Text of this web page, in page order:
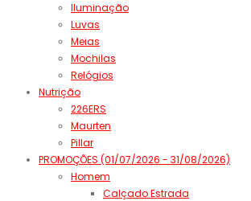
Iluminação
Luvas
Meias
Mochilas
Relógios
Nutrição
226ERS
Maurten
Pillar
PROMOÇÕES (01/07/2026 - 31/08/2026)
Homem
Calçado Estrada